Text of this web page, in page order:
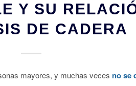
Y SU
DE CADERA
mayores, y muchas veces no se